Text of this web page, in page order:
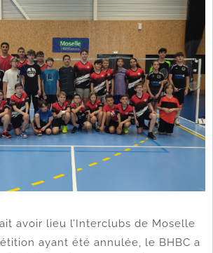
avoir lieu l’Interclubs de Moselle
ayant été annulée, le BHBC a